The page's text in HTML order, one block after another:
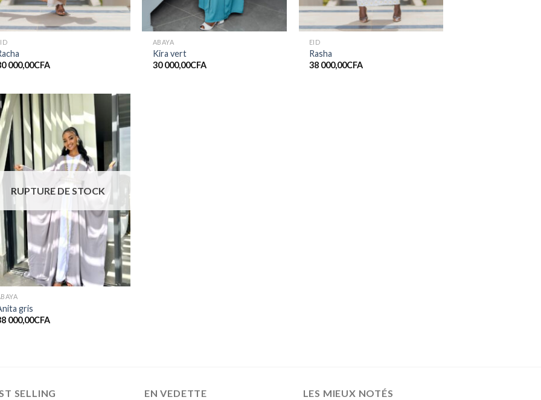
000,00CFA
ABAYA
Kira vert
30 000,00CFA
EID
Rasha
38 000,00CFA
Ajouter
à la liste
souhaits
RUPTURE DE STOCK
gris
000,00CFA
SELLING EN VEDETTE LES MIEUX NOTÉS